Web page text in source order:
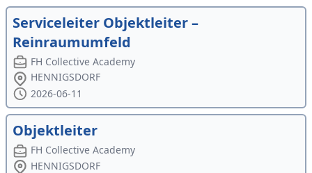
Serviceleiter Objektleiter –
Reinraumumfeld
FH Collective Academy
HENNIGSDORF
2026-06-11
Objektleiter
FH Collective Academy
HENNIGSDORF